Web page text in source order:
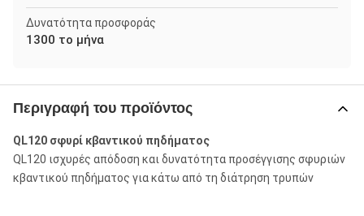
Δυνατότητα προσφοράς
1300 το μήνα
Περιγραφή του προϊόντος
QL120 σφυρί κβαντικού πηδήματος
QL120 ισχυρές απόδοση και δυνατότητα προσέγγισης σφυριών
κβαντικού πηδήματος για κάτω από τη διάτρηση τρυπών